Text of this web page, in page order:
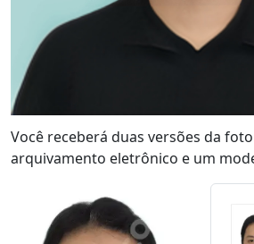
Você receberá duas versões da
arquivamento eletrônico e um